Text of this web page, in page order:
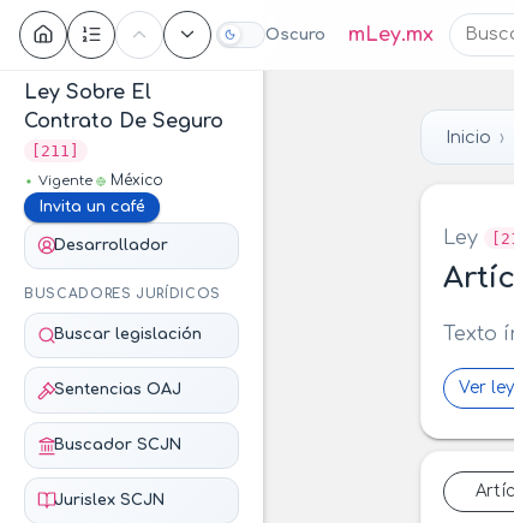
Oscuro mLey.mx
Contenido
Ley Sobre El
Contrato De Seguro
[211]
Vigente
México
Invita un café
Desarrollador
BUSCADORES JURÍDICOS
Buscar legislación
Sentencias OAJ
Buscador SCJN
Jurislex SCJN
Inicio
Ley
Texto
Ver